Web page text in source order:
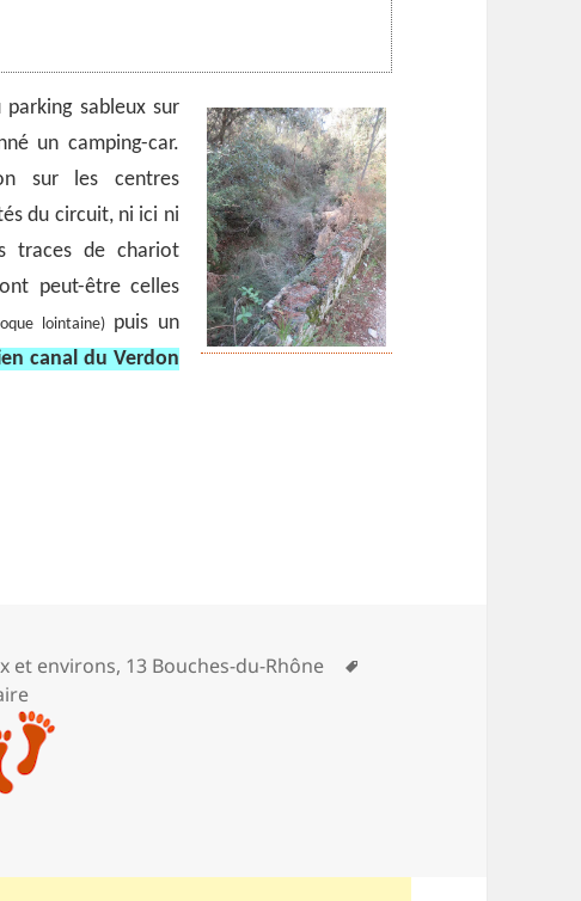
sableux sur
un camping-car.
sur les centres
du circuit, ni ici ni
traces de chariot
peut-être celles
lointaine)puis un
canal du Verdon
Rognes
et environs, 13 Bouches-du-Rhône